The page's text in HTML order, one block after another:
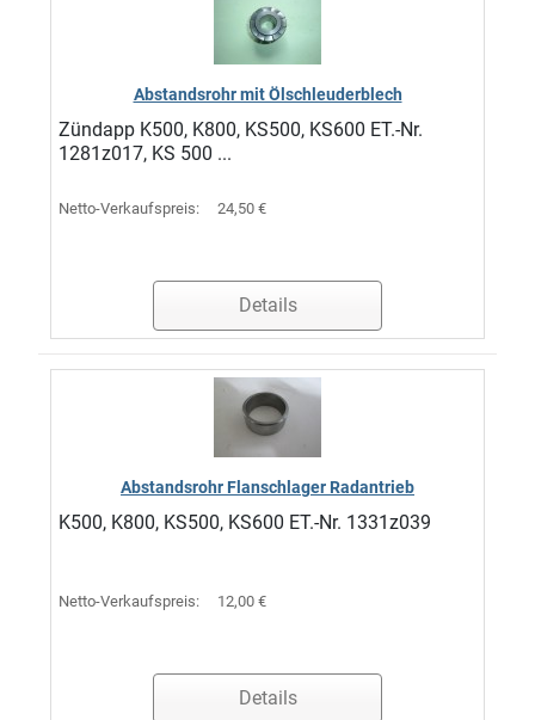
Abstandsrohr mit Ölschleuderblech
Zündapp K500, K800, KS500, KS600 ET.-Nr.
1281z017, KS 500 ...
Netto-Verkaufspreis: 24,50 €
Details
Abstandsrohr Flanschlager Radantrieb
K500, K800, KS500, KS600 ET.-Nr. 1331z039
Netto-Verkaufspreis: 12,00 €
Details